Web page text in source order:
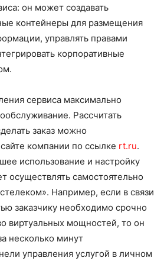
он может создавать
контейнеры для размещения
управлять правами
корпоративные
сервиса максимально
Рассчитать
заказ можно
компании по ссылке rt.ru.
использование и настройку
осуществлять самостоятельно
Например, если в связи
заказчику необходимо срочно
виртуальных мощностей, то он
несколько минут
управления услугой в личном